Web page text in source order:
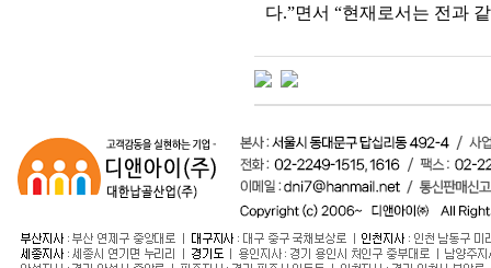
다.”면서 “현재로서는 전과